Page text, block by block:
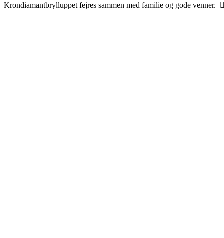
Krondiamantbrylluppet fejres sammen med familie og gode venner.